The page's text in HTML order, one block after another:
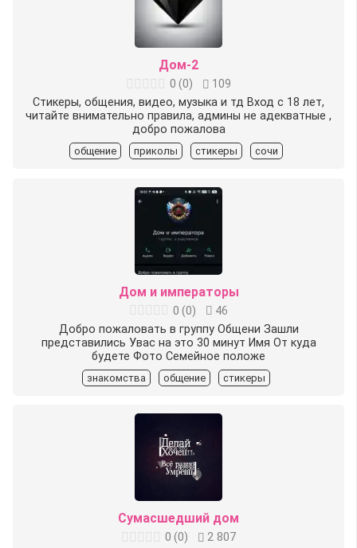
Дом-2
0 (0)
109
Стикеры, общения, видео, музыка и тд Вход с 18 лет,
читайте внимательно правила, админы не адекватные ,
добро пожалова
общение приколы стикеры сочи
Дом и императоры
0 (0)
46
Добро пожаловать в группу Общени Зашли
представились Увас на это 30 минут Имя От куда
будете Фото Семейное положе
знакомства общение стикеры
Сумасшедший дом
0 (0)
2 807